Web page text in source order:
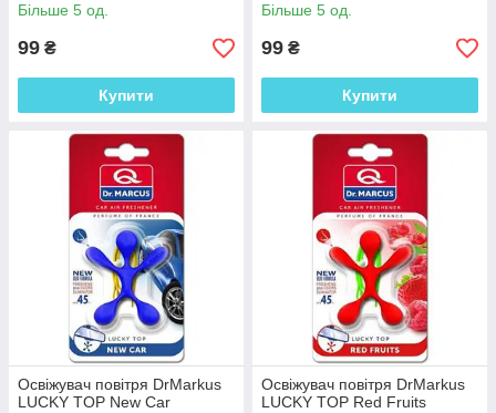
Більше 5 од.
99 ₴
Купити
Більше 5 од.
99 ₴
Купити
Освіжувач повітря DrMarkus
LUCKY TOP New Car
Освіжувач повітря DrMarkus
LUCKY TOP Red Fruits